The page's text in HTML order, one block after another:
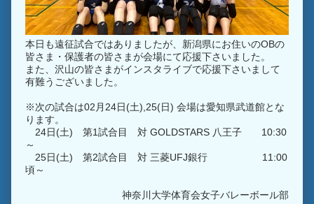
本日も遠征試合ではありましたが、新潟県にお住いのOBの
皆さま・保護者の皆さまが会場にて応援下さいました。
また、沢山の皆さまがインスタライブで応援下さいまして
有難うございました。
※次の試合は02月24日(土),25(日) 会場は愛知県武道館とな
ります。
24日(土) 第1試合目 対 GOLDSTARS 八王子 10:30
～
25日(土) 第2試合目 対 三菱UFJ銀行 11:00
頃～
神奈川大学体育会女子バレーボール部